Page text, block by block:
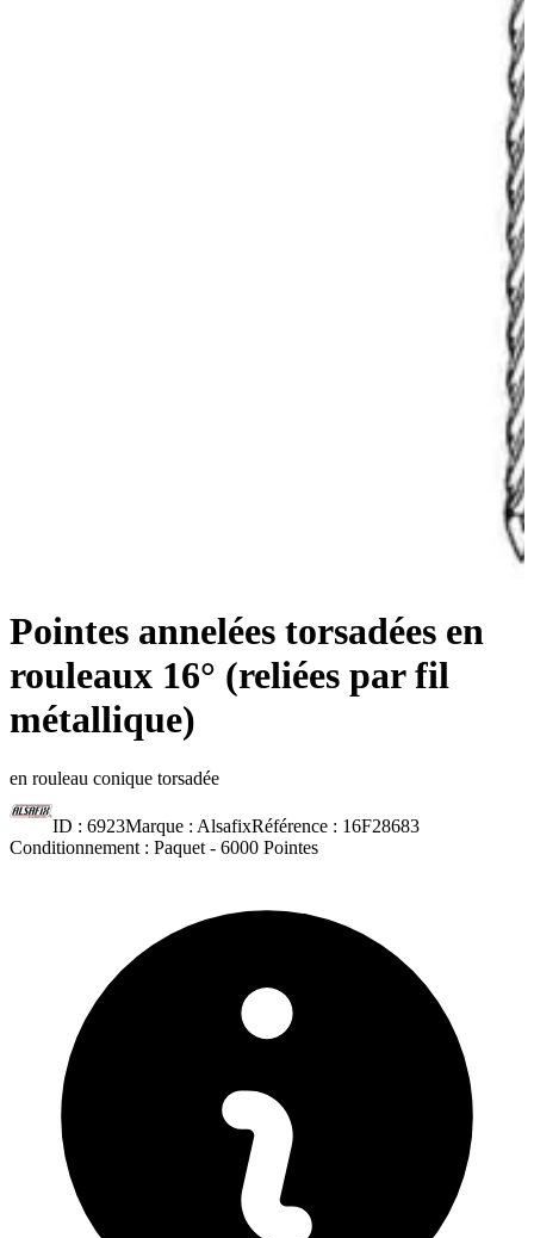
Pointes annelées torsadées en
rouleaux 16° (reliées par fil
métallique)
en rouleau conique torsadée
ID : 6923Marque : AlsafixRéférence : 16F28683
Conditionnement : Paquet - 6000 Pointes